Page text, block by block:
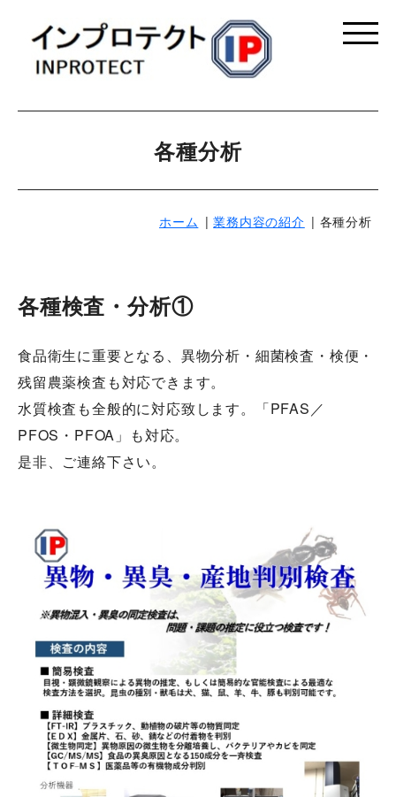
各種分析
ホーム 業務内容の紹介 各種分析
各種検査・分析①
食品衛生に重要となる、異物分析・細菌検査・検便・
残留農薬検査も対応できます。
水質検査も全般的に対応致します。「PFAS／
PFOS・PFOA」も対応。
是非、ご連絡下さい。